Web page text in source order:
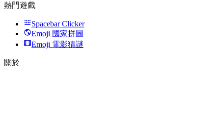
熱門遊戲
Spacebar Clicker
Emoji 國家拼圖
Emoji 電影猜謎
關於